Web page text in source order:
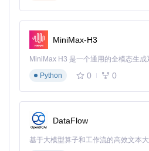
MiniMax-H3
Python
0 0
DataFlow
基于大模型算子和工作流的高效文本